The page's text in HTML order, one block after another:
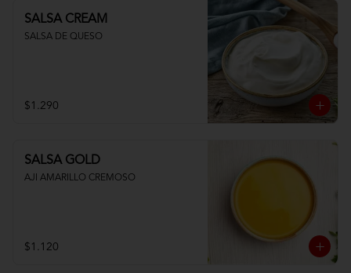
SALSA CREAM
SALSA DE QUESO
$1.290
SALSA GOLD
AJI AMARILLO CREMOSO
$1.120